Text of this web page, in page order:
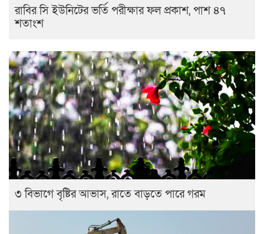
রাবির সি ইউনিটের ভর্তি পরীক্ষার ফল প্রকাশ, পাশ ৪৭
শতাংশ
৩ বিভাগে বৃষ্টির আভাস, রাতে বাড়তে পারে গরম